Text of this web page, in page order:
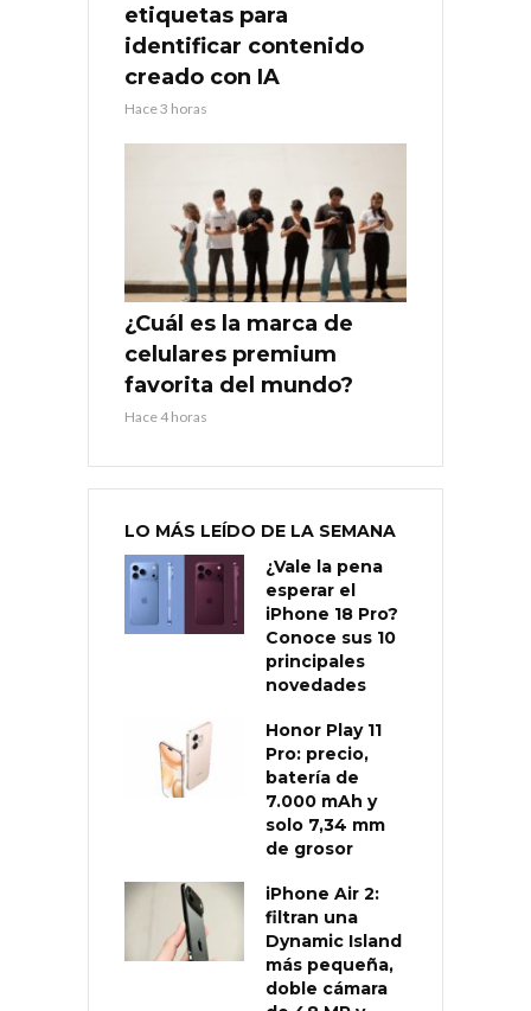
etiquetas para
identificar contenido
creado con IA
Hace 3 horas
¿Cuál es la marca de
celulares premium
favorita del mundo?
Hace 4 horas
LO MÁS LEÍDO DE LA SEMANA
¿Vale la pena
esperar el
iPhone 18 Pro?
Conoce sus 10
principales
novedades
Honor Play 11
Pro: precio,
batería de
7.000 mAh y
solo 7,34 mm
de grosor
iPhone Air 2:
filtran una
Dynamic Island
más pequeña,
doble cámara